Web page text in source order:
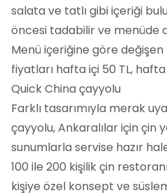
salata ve tatlı gibi içeriği
öncesi tadabilir ve menüde
Menü içeriğine göre
fiyatları hafta içi 50 TL,
Quick China çayyolu
Farklı tasarımıyla merak
çayyolu, Ankaralılar için çin
sunumlarla servise hazır
100 ile 200 kişilik çin
kişiye özel konsept ve